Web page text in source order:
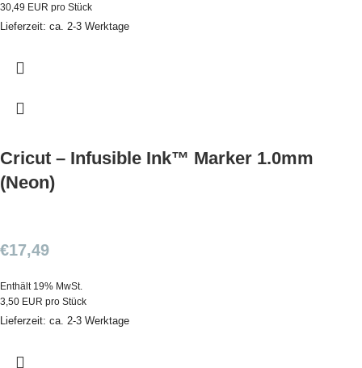
30,49 EUR pro Stück
Lieferzeit: ca. 2-3 Werktage
Cricut – Infusible Ink™ Marker 1.0mm
(Neon)
€17,49
Enthält 19% MwSt.
3,50 EUR pro Stück
Lieferzeit: ca. 2-3 Werktage